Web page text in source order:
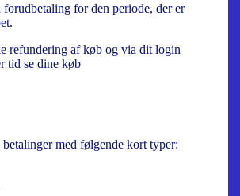
forudbetaling for den periode, der er
refundering af køb og via dit login
tid se dine køb
med følgende kort typer: